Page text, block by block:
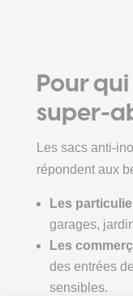
Pour
super-
Les sacs anti-
répondent aux
Les
garages,
Les
des entrées
sensibles.